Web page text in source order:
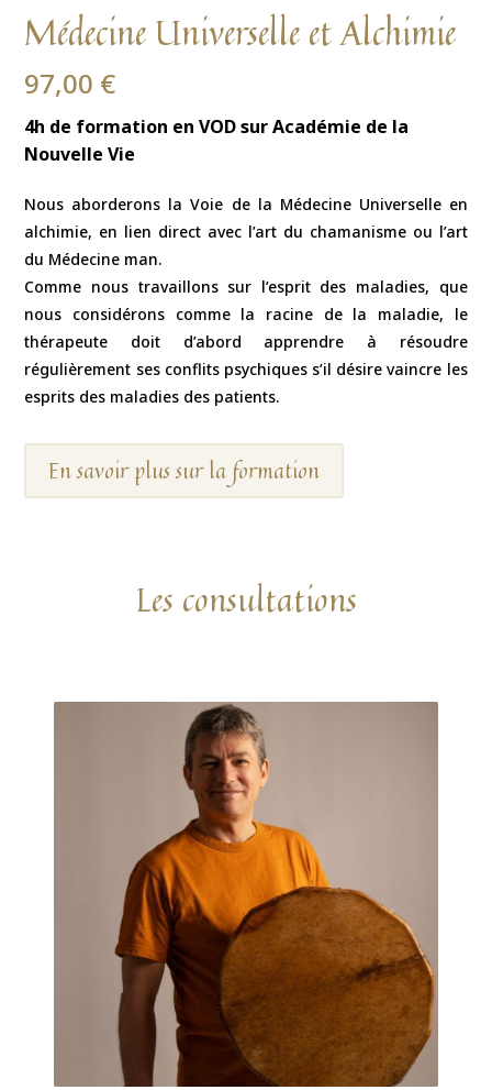
Médecine Universelle et Alchimie
97,00 €
4h de formation en VOD sur Académie de la
Nouvelle Vie
Nous aborderons la Voie de la Médecine Universelle en
alchimie, en lien direct avec l’art du chamanisme ou l’art
du Médecine man.
Comme nous travaillons sur l’esprit des maladies, que
nous considérons comme la racine de la maladie, le
thérapeute doit d’abord apprendre à résoudre
régulièrement ses conflits psychiques s’il désire vaincre les
esprits des maladies des patients.
En savoir plus sur la formation
Les consultations